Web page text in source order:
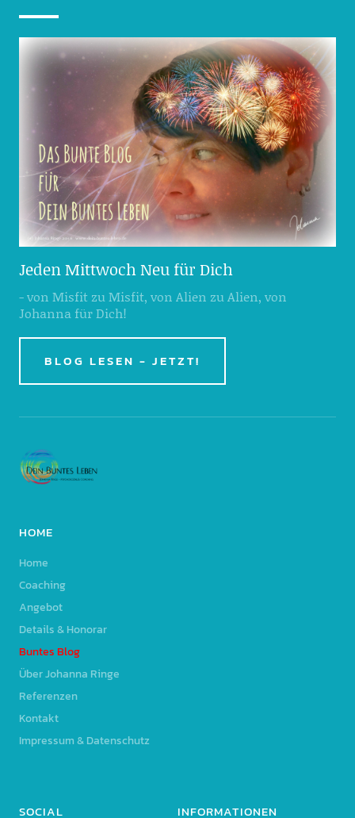
Jeden Mittwoch Neu für Dich
- von Misfit zu Misfit, von Alien zu Alien, von
Johanna für Dich!
BLOG LESEN - JETZT!
HOME
Home
Coaching
Angebot
Details & Honorar
Buntes Blog
Über Johanna Ringe
Referenzen
Kontakt
Impressum & Datenschutz
SOCIAL INFORMATIONEN